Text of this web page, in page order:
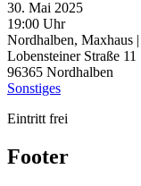
30. Mai 2025
19:00 Uhr
Nordhalben, Maxhaus
Lobensteiner Straße 11
96365 Nordhalben
Sonstiges
Eintritt frei
Footer